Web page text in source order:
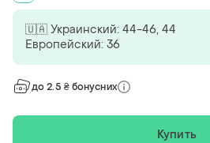
🇺🇦 Украинский: 44-46, 44
Европейский: 36
до 2.5 ₴ бонусних
Купить